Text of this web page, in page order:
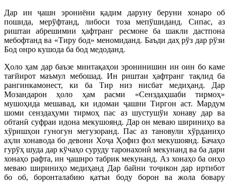
Дар ин ҷашн эрониёни қадим даруну беруни хонаро об
пошида, мерўфтанд, либоси тоза мепўшиданд. Сипас, аз
риштаи абрешимии ҳафтранг ресмоне ба шакли дастпона
мебофтанд ва «Тиру бод» меномиданд. Баъди даҳ рўз дар рўзи
Бод онро кушода ба бод медоданд.
Ҳоло ҳам дар баъзе минтақаҳои эронинишин ин оин бо каме
тағйирот маъмул мебошад. Ин риштаи ҳафтранг тақлид ба
рангинкамонест, ки ба Тир низ нисбат медиҳанд. Дар
Мозандарон ҳоло ҳам расми «Сенздаҳшаби тирмоҳ»
мушоҳида мешавад, ки идомаи ҷашни Тиргон аст. Мардум
шоми сенздаҳуми тирмоҳ пас аз шустушўи хонаву дар ва
обтанӣ суфраи идона мекушоянд. Дар он меваю шириниҳо ва
хўришҳои гуногун мегузоранд. Пас аз тановули хўрданиҳо
аҳли хонавода бо девони Хоҷа Ҳофиз фол мекушоянд. Бачаҳо
гурўҳ шуда дар кўчаҳо суруду таронахонӣ мекунанд ва ба дари
хонаҳо рафта, ин ҷашнро табрик мекунанд. Аз хонаҳо ба онҳо
меваю шириниҳо медиҳанд Дар байни тоҷикон дар иртибот
бо об, боронталабию қатъи боду борон ва жола бовару